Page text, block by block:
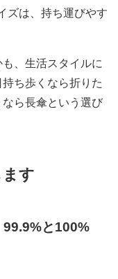
ズは、持ち運びやす
、生活スタイルに
ち歩くなら折りた
ら長傘という選び
す
99.9%と100%